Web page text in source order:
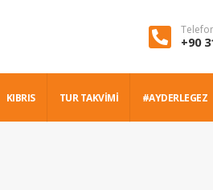
+90
KIBRIS TUR TAKVİMİ #AYDERLEGEZ